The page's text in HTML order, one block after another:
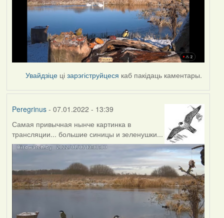
Увайдзіце цізарэгіструйцеся каб пакідаць каментары.
Peregrinus- 07.01.2022 - 13:39
Самая привычная нынче картинка в
трансляции... большие синицы и зеленушки...